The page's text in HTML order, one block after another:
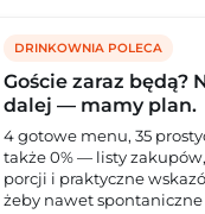
DRINKOWNIA POLECA
Goście zaraz będą?
dalej — mamy plan.
4 gotowe menu, 35
także 0% — listy
porcji i praktyczne
żeby nawet